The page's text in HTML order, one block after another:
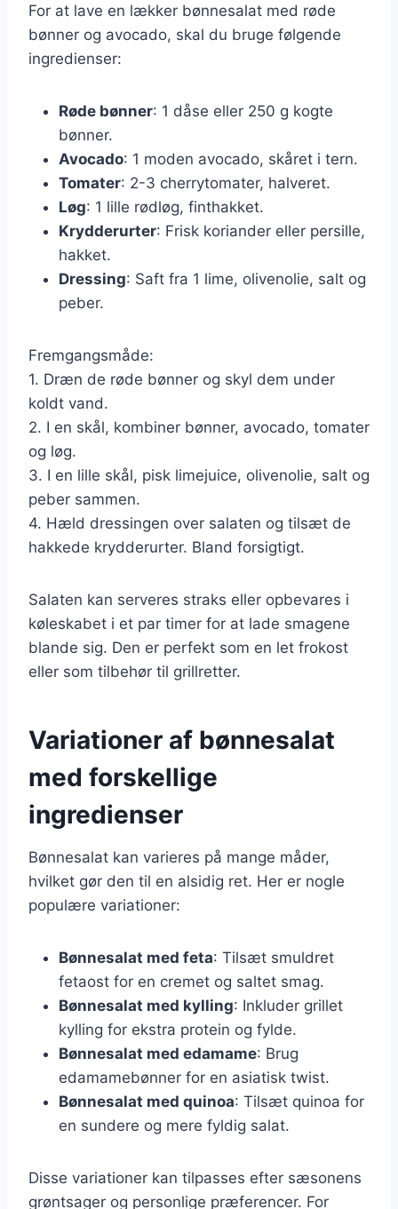
For at lave en lækker bønnesalat med røde
bønner og avocado, skal du bruge følgende
ingredienser:
Røde bønner: 1 dåse eller 250 g kogte
bønner.
Avocado: 1 moden avocado, skåret i tern.
Tomater: 2-3 cherrytomater, halveret.
Løg: 1 lille rødløg, finthakket.
Krydderurter: Frisk koriander eller persille,
hakket.
Dressing: Saft fra 1 lime, olivenolie, salt og
peber.
Fremgangsmåde:
1. Dræn de røde bønner og skyl dem under
koldt vand.
2. I en skål, kombiner bønner, avocado, tomater
og løg.
3. I en lille skål, pisk limejuice, olivenolie, salt og
peber sammen.
4. Hæld dressingen over salaten og tilsæt de
hakkede krydderurter. Bland forsigtigt.
Salaten kan serveres straks eller opbevares i
køleskabet i et par timer for at lade smagene
blande sig. Den er perfekt som en let frokost
eller som tilbehør til grillretter.
Variationer af bønnesalat
med forskellige
ingredienser
Bønnesalat kan varieres på mange måder,
hvilket gør den til en alsidig ret. Her er nogle
populære variationer:
Bønnesalat med feta: Tilsæt smuldret
fetaost for en cremet og saltet smag.
Bønnesalat med kylling: Inkluder grillet
kylling for ekstra protein og fylde.
Bønnesalat med edamame: Brug
edamamebønner for en asiatisk twist.
Bønnesalat med quinoa: Tilsæt quinoa for
en sundere og mere fyldig salat.
Disse variationer kan tilpasses efter sæsonens
grøntsager og personlige præferencer. For